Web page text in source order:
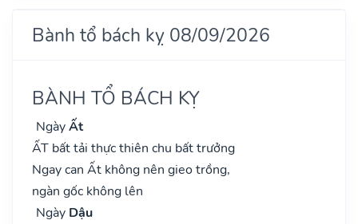
Bành tổ bách kỵ 08/09/2026
BÀNH TỔ BÁCH KỴ
NgàyẤt
ẤT bất tải thực thiên chu bất trưởng
Ngay can Ất không nên gieo trồng,
ngàn gốc không lên
Ngày Dậu